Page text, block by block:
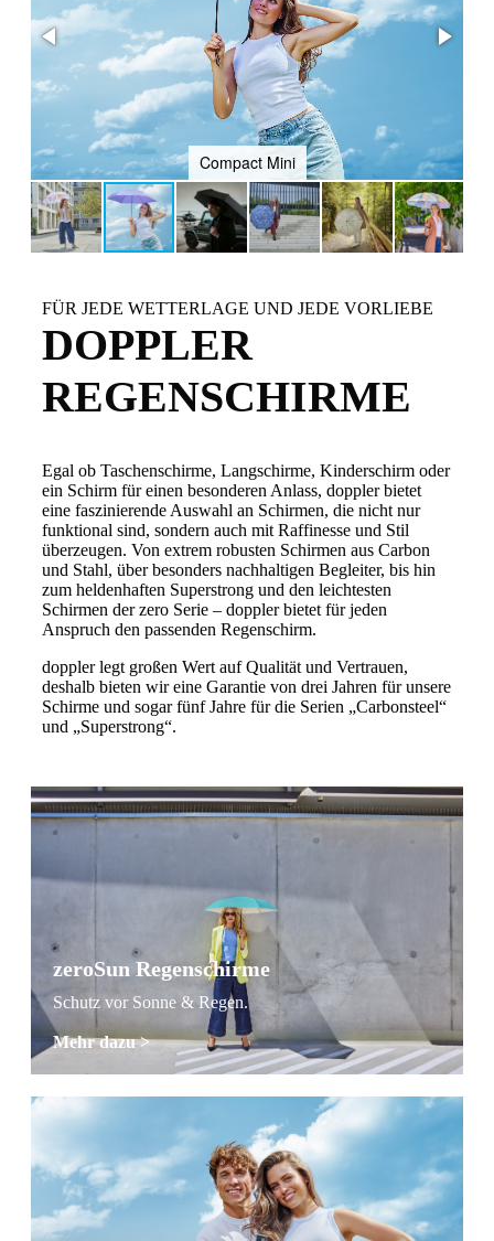
Compact Mini
FÜR JEDE WETTERLAGE UND JEDE VORLIEBE
DOPPLER
REGENSCHIRME
Egal ob Taschenschirme, Langschirme, Kinderschirm oder
ein Schirm für einen besonderen Anlass, doppler bietet
eine faszinierende Auswahl an Schirmen, die nicht nur
funktional sind, sondern auch mit Raffinesse und Stil
überzeugen. Von extrem robusten Schirmen aus Carbon
und Stahl, über besonders nachhaltigen Begleiter, bis hin
zum heldenhaften Superstrong und den leichtesten
Schirmen der zero Serie – doppler bietet für jeden
Anspruch den passenden Regenschirm.
doppler legt großen Wert auf Qualität und Vertrauen,
deshalb bieten wir eine Garantie von drei Jahren für unsere
Schirme und sogar fünf Jahre für die Serien „Carbonsteel“
und „Superstrong“.
zeroSun Regenschirme
Schutz vor Sonne & Regen.
Mehr dazu >